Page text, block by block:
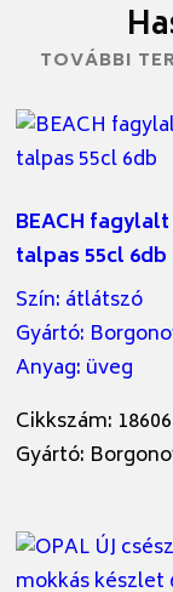
TOVÁBBI
BEACH
talpas 55cl 6db
Szín: átlátszó
Gyártó:
Anyag: üveg
Cikkszám:
Gyártó: